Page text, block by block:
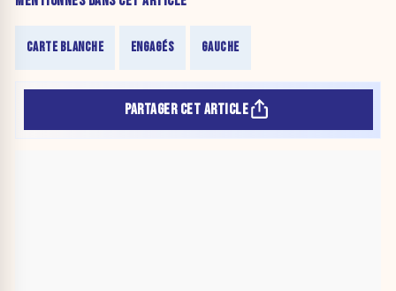
CARTE BLANCHE ENGAGÉS GAUCHE
PARTAGER CET ARTICLE